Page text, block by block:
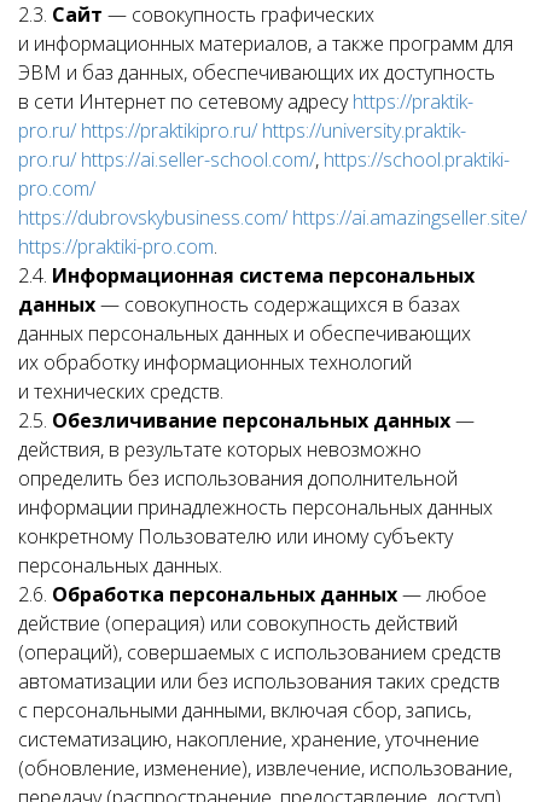
2.3. Сайт — совокупность графических
и информационных материалов, а также программ для
ЭВМ и баз данных, обеспечивающих их доступность
в сети Интернет по сетевому адресуhttps://praktik-
pro.ru/ https://praktikipro.ru/ https://university.praktik-
pro.ru/ https://ai.seller-school.com/, https://school.praktiki-
pro.com/
https://dubrovskybusiness.com/ https://ai.amazingseller.site/
https://praktiki-pro.com.
2.4. Информационная система персональных
данных— совокупность содержащихся в базах
данных персональных данных и обеспечивающих
их обработку информационных технологий
и технических средств.
2.5. Обезличивание персональных данных—
действия, в результате которых невозможно
определить без использования дополнительной
информации принадлежность персональных данных
конкретному Пользователю или иному субъекту
персональных данных.
2.6. Обработка персональных данных— любое
действие (операция) или совокупность действий
(операций), совершаемых с использованием средств
автоматизации или без использования таких средств
с персональными данными, включая сбор, запись,
систематизацию, накопление, хранение, уточнение
(обновление, изменение), извлечение, использование,